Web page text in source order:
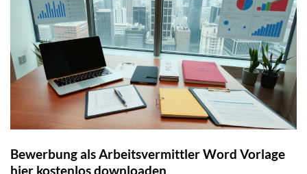
Bewerbung als Arbeitsvermittler Word Vorlage
hier kostenlos downloaden